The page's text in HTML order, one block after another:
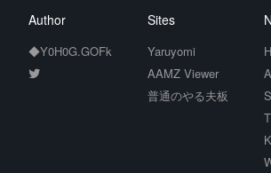
Author
◆Y0H0G.GOFk
Sites
Yaruyomi
AAMZ Viewer
普通のやる夫板